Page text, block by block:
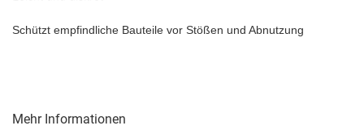
Schützt empfindliche Bauteile vor Stößen und Abnutzung
Mehr Informationen